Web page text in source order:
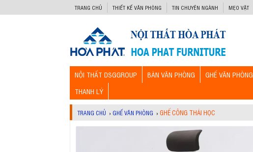
TRANG CHỦ THIẾT KẾ VĂN PHÒNG TIN CHUYÊN NGÀNH MẸO VẶT
NỘI THẤT DSGGROUP BÀN VĂN PHÒNG GHẾ VĂN PHÒNG
THANH LÝ
TRANG CHỦ › GHẾ VĂN PHÒNG ›GHẾ CÔNG THÁI HỌC